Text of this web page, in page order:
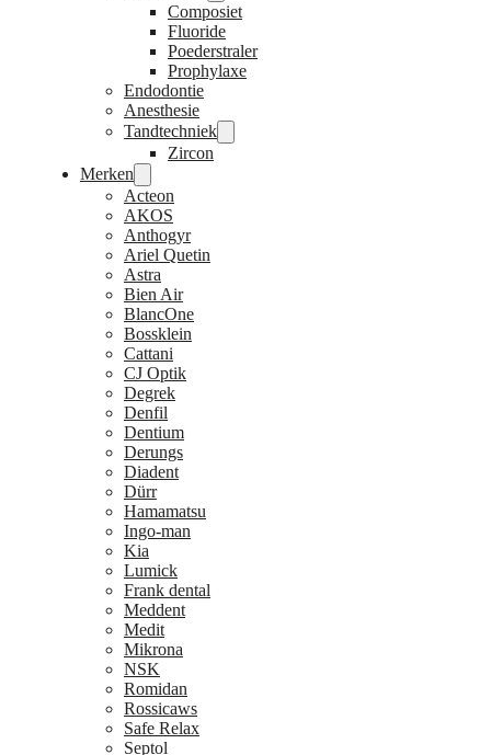
Composiet
Fluoride
Poederstraler
Prophylaxe
Endodontie
Anesthesie
Tandtechniek
Zircon
Merken
Acteon
AKOS
Anthogyr
Ariel Quetin
Astra
Bien Air
BlancOne
Bossklein
Cattani
CJ Optik
Degrek
Denfil
Dentium
Derungs
Diadent
Dürr
Hamamatsu
Ingo-man
Kia
Lumick
Frank dental
Meddent
Medit
Mikrona
NSK
Romidan
Rossicaws
Safe Relax
Septol